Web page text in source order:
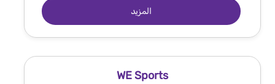
المزيد
WE Sports